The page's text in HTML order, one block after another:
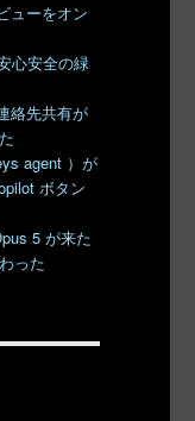
ューをオン
心安全の緑
絡先共有が
agent ）が
ボタン
5 が来た
った